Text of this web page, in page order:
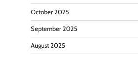
October 2025
September 2025
August 2025